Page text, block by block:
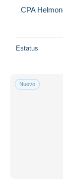
CPA
Estatus
Nuevo